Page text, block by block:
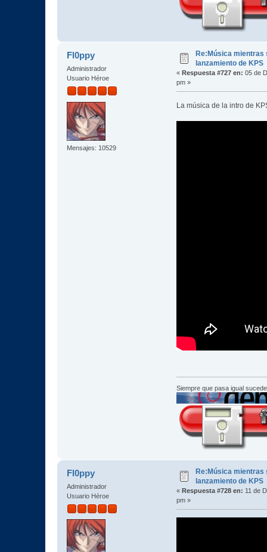
Fl0ppy
Administrador
Usuario Héroe
Mensajes: 10529
Re:Música mientras
lanzamiento de KPS
« Respuesta #727 en: 05 de
pm »
La música de la intro de
Siempre que pasa igual
Fl0ppy
Administrador
Usuario Héroe
Re:Música mientras
lanzamiento de KPS
« Respuesta #728 en: 11 de
pm »